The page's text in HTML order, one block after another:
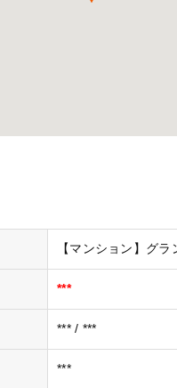
【マンション】グ
***
*** / ***
***